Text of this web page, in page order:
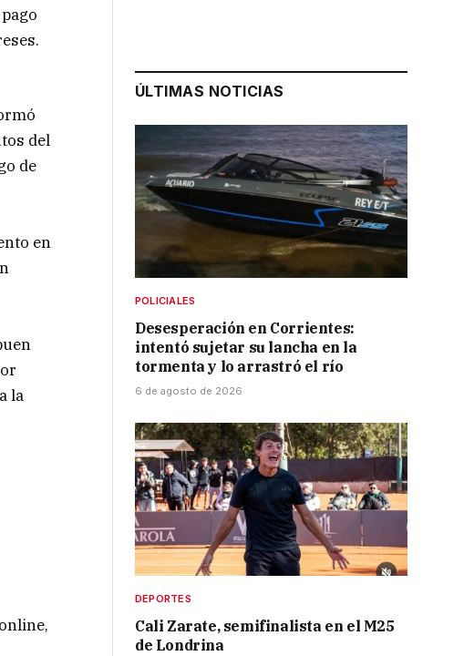
del
de
en
la
ÚLTIMAS NOTICIAS
POLICIALES
Desesperación en Corrientes:
intentó sujetar su lancha en la
tormenta y lo arrastró el río
6 de agosto de 2026
DEPORTES
Cali Zarate, semifinalista en el M25
de Londrina